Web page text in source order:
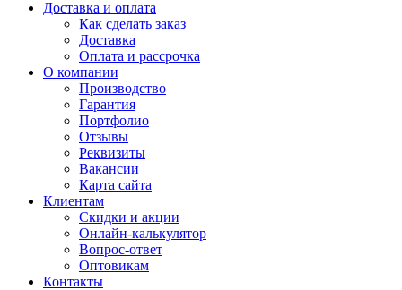
Доставка и оплата
Как сделать заказ
Доставка
Оплата и рассрочка
О компании
Производство
Гарантия
Портфолио
Отзывы
Реквизиты
Вакансии
Карта сайта
Клиентам
Скидки и акции
Онлайн-калькулятор
Вопрос-ответ
Оптовикам
Контакты